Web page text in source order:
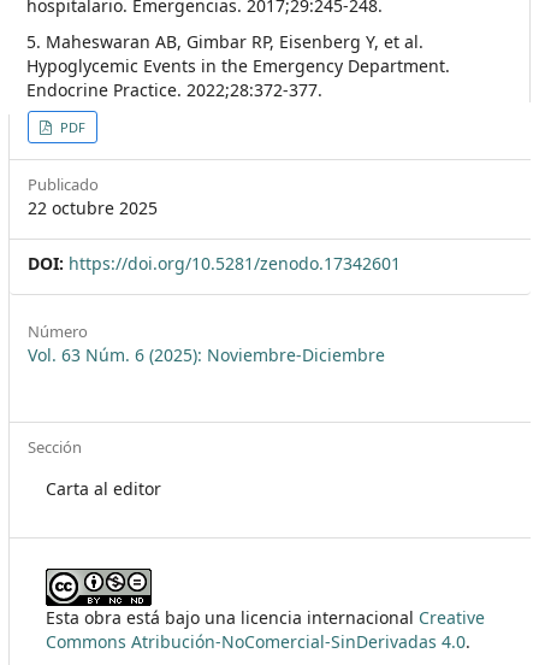
hospitalario. Emergencias. 2017;29:245-248.
5. Maheswaran AB, Gimbar RP, Eisenberg Y, et al.
Hypoglycemic Events in the Emergency Department.
Endocrine Practice. 2022;28:372-377.
PDF
Publicado
22 octubre 2025
DOI: https://doi.org/10.5281/zenodo.17342601
Número
Vol. 63 Núm. 6 (2025): Noviembre-Diciembre
Sección
Carta al editor
Esta obra está bajo una licencia internacional Creative
Commons Atribución-NoComercial-SinDerivadas 4.0.